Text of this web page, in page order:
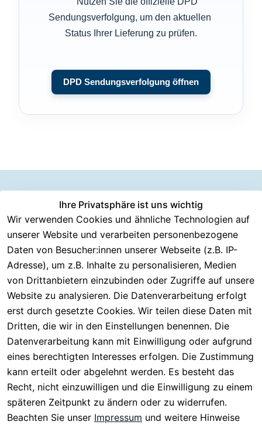
Sendungsverfolgung, um den aktuellen
Status Ihrer Lieferung zu prüfen.
DPD Sendungsverfolgung öffnen
Ihre Privatsphäre ist uns wichtig
Wir verwenden Cookies und ähnliche Technologien auf
unserer Website und verarbeiten personenbezogene
Daten von Besucher:innen unserer Webseite (z.B. IP-
Adresse), um z.B. Inhalte zu personalisieren, Medien
von Drittanbietern einzubinden oder Zugriffe auf unsere
Website zu analysieren. Die Datenverarbeitung erfolgt
erst durch gesetzte Cookies. Wir teilen diese Daten mit
Dritten, die wir in den Einstellungen benennen. Die
Datenverarbeitung kann mit Einwilligung oder aufgrund
eines berechtigten Interesses erfolgen. Die Zustimmung
kann erteilt oder abgelehnt werden. Es besteht das
Recht, nicht einzuwilligen und die Einwilligung zu einem
späteren Zeitpunkt zu ändern oder zu widerrufen.
Beachten Sie unser Impressum und weitere Hinweise
Rechtliches
AGB
Impressum
Datenschutzer
klärung
Barrierefreiheit
Widerrufsrech
t
Kundenserv
ice
Häufige
Fragen
Kontakt
Registrieren
Serviceverspr
echen
30 Tage
testen
Versand &
Zahlung
Information
en
Über CMK
Versand
Batterieentsor
gung
Eektrogeräte-
Entsorgung
Versanddie
nstleister
DHL
DPD